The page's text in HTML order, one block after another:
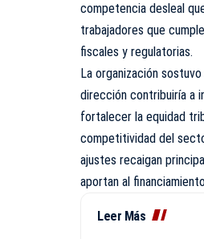
competencia desleal
trabajadores que
fiscales y regulatorias.
La organización
dirección contribuiría a
fortalecer la equidad
competitividad del
ajustes recaigan
aportan al
Leer Más